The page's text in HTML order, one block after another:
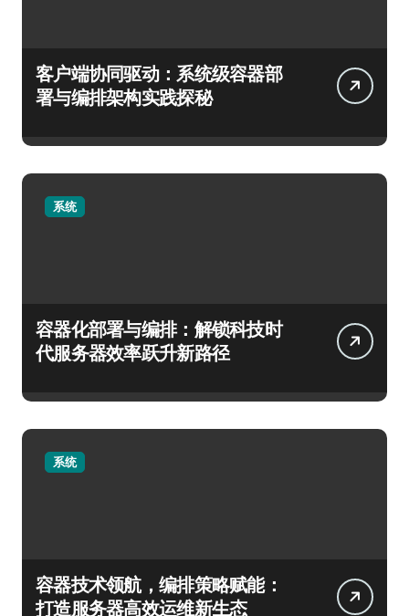
客户端协同驱动：系统级容器部
署与编排架构实践探秘
系统
容器化部署与编排：解锁科技时
代服务器效率跃升新路径
系统
容器技术领航，编排策略赋能：
打造服务器高效运维新生态